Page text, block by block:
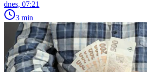
dnes, 07:21
3 min